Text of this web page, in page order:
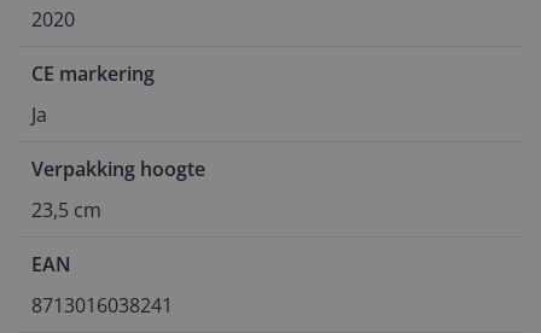
2020
CE markering
Ja
Verpakking hoogte
23,5 cm
EAN
8713016038241